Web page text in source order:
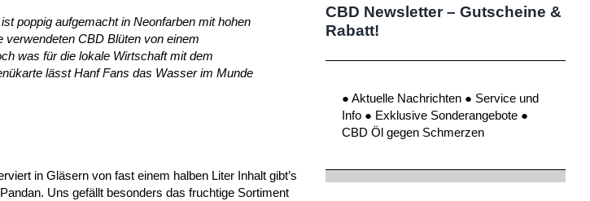
poppig aufgemacht in Neonfarben mit hohen
verwendeten CBD Blüten von einem
was für die lokale Wirtschaft mit dem
lässt Hanf Fans das Wasser im Munde
in Gläsern von fast einem halben Liter Inhalt gibt’s
Uns gefällt besonders das fruchtige Sortiment
CBD Newsletter – Gutscheine &
Rabatt!
● Aktuelle Nachrichten ● Service und
Info ● Exklusive Sonderangebote ●
CBD Öl gegen Schmerzen